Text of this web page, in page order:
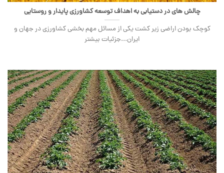
چالش های در دستیابی به اهداف توسعه کشاورزی پایدار و روستایی
کوچک بودن اراضی زیر کشت یکی از مسائل مهم بخشی کشاورزی در جهان و
ایران...جزئیات بیشتر